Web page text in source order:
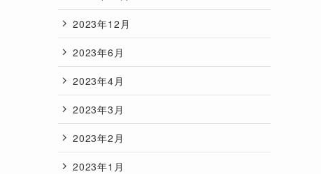
2023年12月
2023年6月
2023年4月
2023年3月
2023年2月
2023年1月